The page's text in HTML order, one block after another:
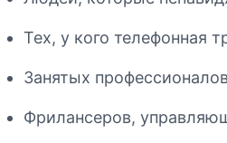
Тех, у кого телефонная
Занятых
Фрилансеров,